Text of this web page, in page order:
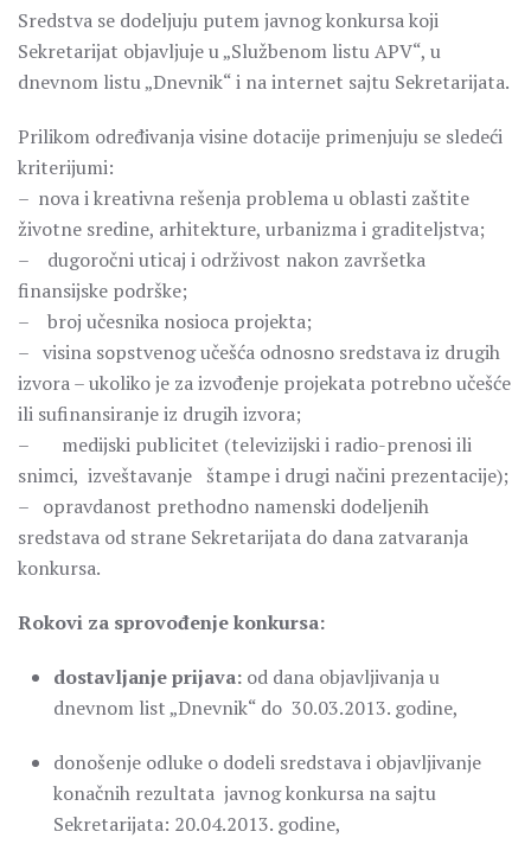
Sredstva se dodeljuju putem javnog konkursa koji
Sekretarijat objavljuje u „Službenom listu APV“, u
dnevnom listu „Dnevnik“ i na internet sajtu Sekretarijata.
Prilikom određivanja visine dotacije primenjuju se sledeći
kriterijumi:
– nova i kreativna rešenja problema u oblasti zaštite
životne sredine, arhitekture, urbanizma i graditeljstva;
– dugoročni uticaj i održivost nakon završetka
finansijske podrške;
– broj učesnika nosioca projekta;
– visina sopstvenog učešća odnosno sredstava iz drugih
izvora – ukoliko je za izvođenje projekata potrebno učešće
ili sufinansiranje iz drugih izvora;
– medijski publicitet (televizijski i radio-prenosi ili
snimci, izveštavanje štampe i drugi načini prezentacije);
– opravdanost prethodno namenski dodeljenih
sredstava od strane Sekretarijata do dana zatvaranja
konkursa.
Rokovi za sprovođenje konkursa:
dostavljanje prijava: od dana objavljivanja u
dnevnom list „Dnevnik“ do 30.03.2013. godine,
donošenje odluke o dodeli sredstava i objavljivanje
konačnih rezultata javnog konkursa na sajtu
Sekretarijata: 20.04.2013. godine,